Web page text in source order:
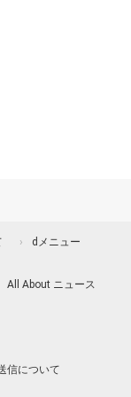
dメニュー
All About ニュース
信について